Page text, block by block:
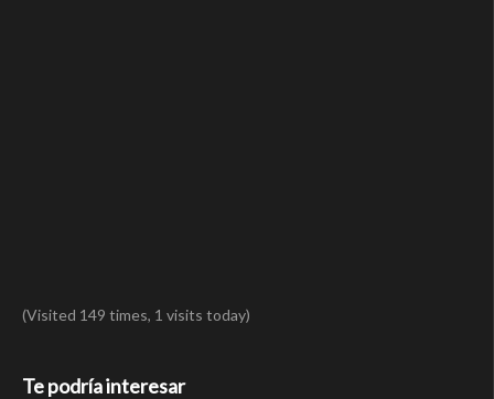
(Visited 149 times, 1 visits today)
Te podría interesar